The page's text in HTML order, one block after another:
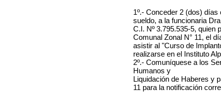
1º.- Conceder 2 (dos)
sueldo, a la funcionaria
C.I. Nº 3.795.535-5, quien
Comunal Zonal N° 11, el
asistir al "Curso de
realizarse en el Instituto
2º.- Comuníquese a los
Humanos y
Liquidación de Haberes y
11 para la notificación